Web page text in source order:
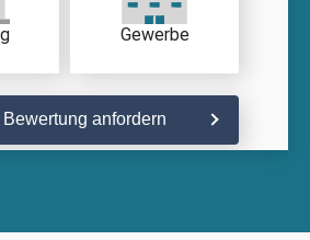
Gewerbe
Bewertung anfordern